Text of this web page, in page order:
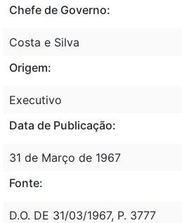
Chefe de Governo:
Costa e Silva
Origem:
Executivo
Data de Publicação:
31 de Março de 1967
Fonte:
D.O. DE 31/03/1967, P. 3777